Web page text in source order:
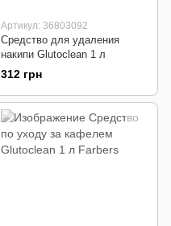
Артикул: 36803092
Средство для удаления
накипи Glutoclean 1 л
312 грн